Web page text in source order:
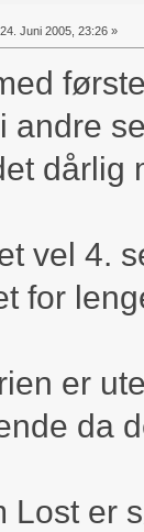
24. Juni 2005, 23:26 »
andre
dårlig
vel 4.
for
er
da
Lost er